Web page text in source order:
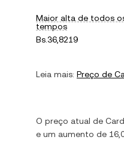
Maior alta de todos
tempos
Bs.36,8219
Leia mais: Preço de
O preço atual de
e um aumento de